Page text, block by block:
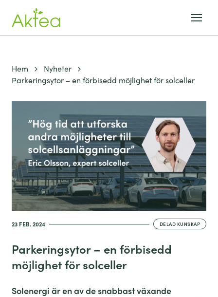
Hem
Nyheter
Parkeringsytor – en förbisedd möjlighet för solceller
23 FEB. 2024 DELAD KUNSKAP
Parkeringsytor – en förbisedd
möjlighet för solceller
Solenergi är en av de snabbast växande